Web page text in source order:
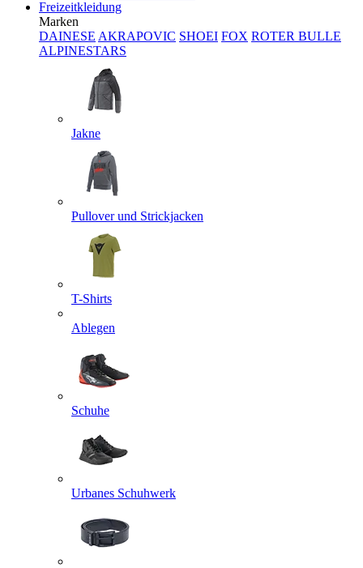
Freizeitkleidung
Marken
DAINESE AKRAPOVIC SHOEI FOX ROTER BULLE
ALPINESTARS
Jakne
Pullover und Strickjacken
T-Shirts
Ablegen
Schuhe
Urbanes Schuhwerk